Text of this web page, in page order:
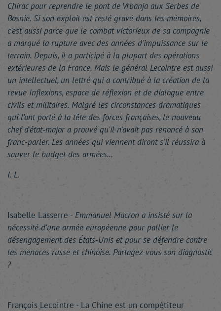
Chirac pour reprendre le pont de Vrbanja aux Serbes de
Bosnie. Si son exploit est resté gravé dans les mémoires,
c'est aussi parce que le combat victorieux de sa compagnie
a marqué la rupture avec des années d'impuissance sur le
terrain. Depuis, il a participé à la plupart des opérations
extérieures de la France. Mais le général Lecointre est aussi
un intellectuel, un lettré qui a contribué à la création de la
revue Inflexions, espace de réflexion et de dialogue entre
civils et militaires. Malgré les circonstances dramatiques
qui l'ont porté à la tête des forces françaises, le nouveau
chef d'état-major a prouvé qu'il n'avait pas renoncé à son
franc-parler. Les années qui viennent diront s'il réussira à
sauver le budget des armées...
I. L.
Isabelle Lasserre - Emmanuel Macron a insisté sur la
nécessité d'une armée européenne pour pallier le
désengagement des États-Unis et pour se défendre contre
les menaces russe et chinoise. Partagez-vous son diagnostic
?
François Lecointre - La Chine est un compétiteur